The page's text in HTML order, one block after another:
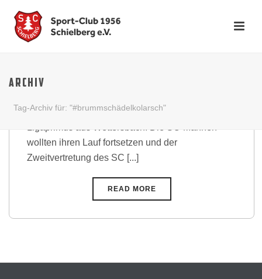
ARCHIV
Tag-Archiv für: "#brummschädelkolarsch"
Stahltreppler den noch ungeschlagenen
wollten ihren Lauf fortsetzen und der
Zweitvertretung des SC [...]
READ MORE